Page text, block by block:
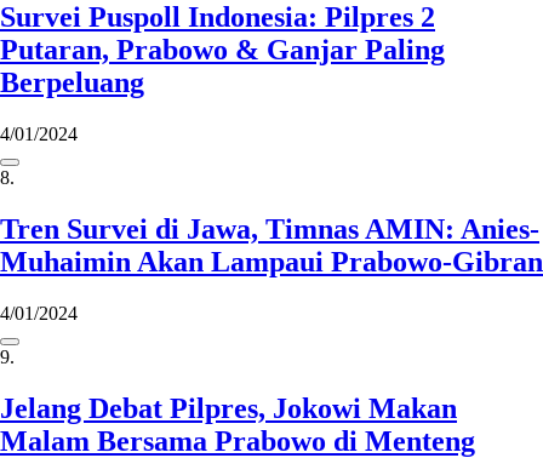
Survei Puspoll Indonesia: Pilpres 2
Putaran, Prabowo & Ganjar Paling
Berpeluang
4/01/2024
8.
Tren Survei di Jawa, Timnas AMIN: Anies-
Muhaimin Akan Lampaui Prabowo-Gibran
4/01/2024
9.
Jelang Debat Pilpres, Jokowi Makan
Malam Bersama Prabowo di Menteng